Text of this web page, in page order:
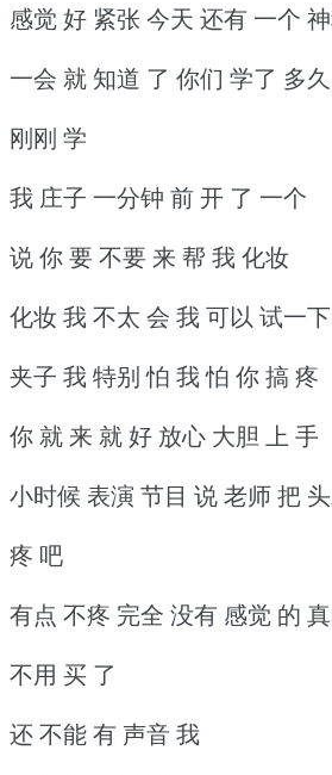
感觉 好 紧张 今天 还有 一个
一会 就 知道 了 你们 学了 多久
刚刚 学
我 庄子 一分钟 前 开 了 一个
说 你 要 不要 来 帮 我 化妆
化妆 我 不太 会 我 可以 试一下
夹子 我 特别 怕 我 怕 你 搞 疼
你 就 来 就 好 放心 大胆 上 手
小时候 表演 节目 说 老师 把
疼 吧
有点 不疼 完全 没有 感觉 的
不用 买 了
还 不能 有 声音 我